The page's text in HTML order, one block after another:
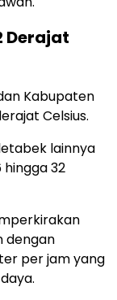
Derajat
Kabupaten
Celsius.
lainnya
32
dengan
per jam yang